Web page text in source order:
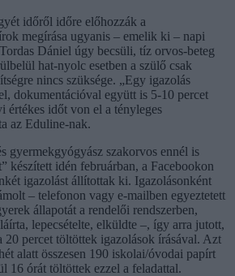
időről időre előhozzák a
megírása ugyanis – emelik ki – napi
Dániel úgy becsüli, tíz orvos-beteg
hat-nyolc esetben a szülő csak
nincs szüksége. „Egy igazolás
dokumentációval együtt is 5-10 percet
értékes időt von el a tényleges
az Eduline-nak.
gyermekgyógyász szakorvos ennél is
készített idén februárban, a Facebookon
igazolást állítottak ki. Igazolásonként
– telefonon vagy e-mailben egyeztetett
állapotát a rendelői rendszerben,
lepecsételte, elküldte –, így arra jutott,
20 percet töltöttek igazolások írásával. Azt
alatt összesen 190 iskolai/óvodai papírt
16 órát töltöttek ezzel a feladattal.